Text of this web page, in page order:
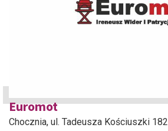
Euromot
Chocznia, ul. Tadeusza Kościuszki 182